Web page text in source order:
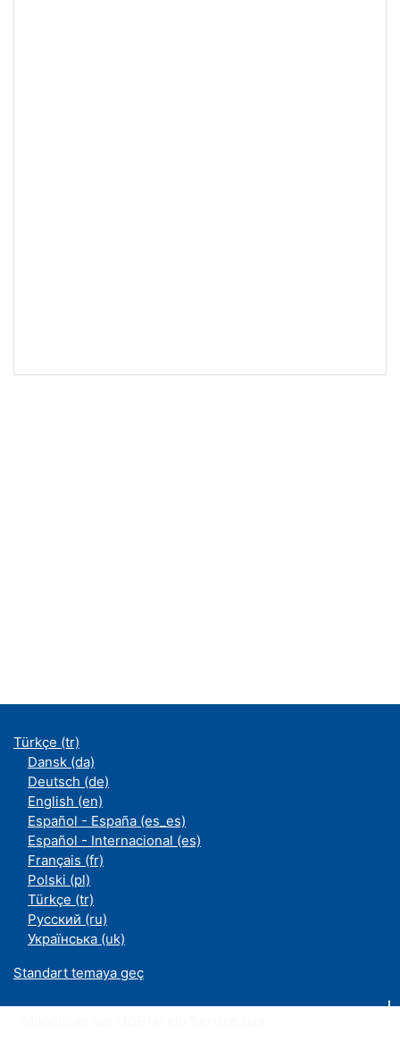
Türkçe ‎(tr)‎
Dansk ‎(da)‎
Deutsch ‎(de)‎
English ‎(en)‎
Español - España ‎(es_es)‎
Español - Internacional ‎(es)‎
Français ‎(fr)‎
Polski ‎(pl)‎
Türkçe ‎(tr)‎
Русский ‎(ru)‎
Українська ‎(uk)‎
Standart temaya geç